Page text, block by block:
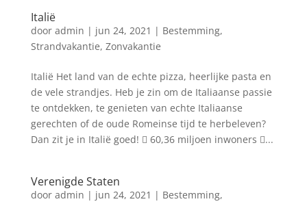
Italië
door admin | jun 24, 2021 | Bestemming,
Strandvakantie, Zonvakantie
Italië Het land van de echte pizza, heerlijke pasta en
de vele strandjes. Heb je zin om de Italiaanse passie
te ontdekken, te genieten van echte Italiaanse
gerechten of de oude Romeinse tijd te herbeleven?
Dan zit je in Italië goed!  60,36 miljoen inwoners ...
Verenigde Staten
door admin | jun 24, 2021 | Bestemming,